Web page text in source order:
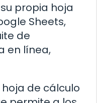
propia hoja
Sheets,
de
en línea,
de cálculo